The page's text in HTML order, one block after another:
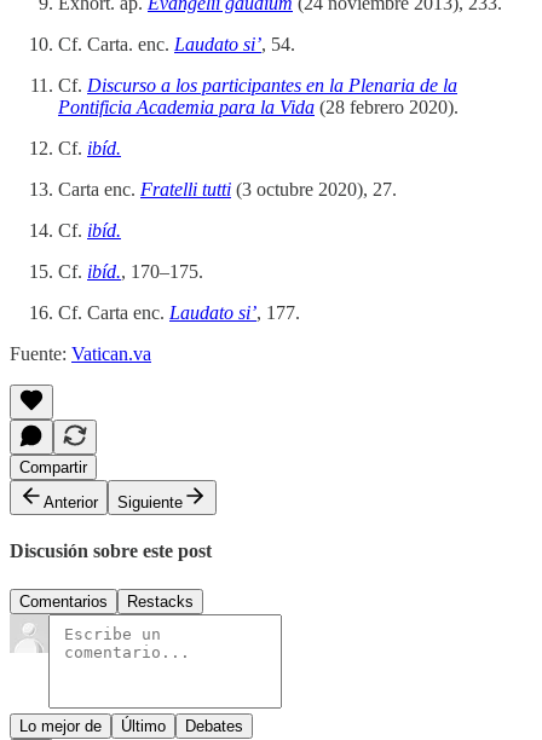
Cf. Carta. enc. Laudato si’, 54.
Cf. Discurso a los participantes en la Plenaria de la
Pontificia Academia para la Vida (28 febrero 2020).
Cf. ibíd.
Carta enc. Fratelli tutti (3 octubre 2020), 27.
Cf. ibíd.
Cf. ibíd., 170–175.
Cf. Carta enc. Laudato si’, 177.
Fuente: Vatican.va
Compartir
Anterior
Siguiente
Discusión sobre este post
Comentarios Restacks
Lo mejor de Último Debates